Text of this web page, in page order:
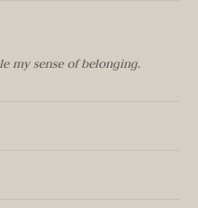
my sense of belonging.